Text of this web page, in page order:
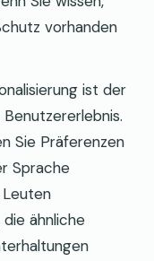
vorhanden
ist der
Sie Präferenzen
Sprache
ähnliche